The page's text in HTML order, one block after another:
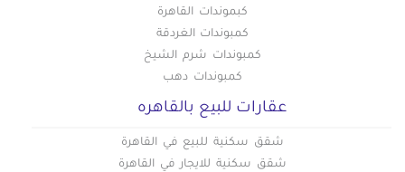
كبموندات القاهرة
كمبوندات الغردقة
كمبوندات شرم الشيخ
كمبوندات دهب
عقارات للبيع بالقاهره
شقق سكنية للبيع في القاهرة
شقق سكنية للايجار في القاهرة